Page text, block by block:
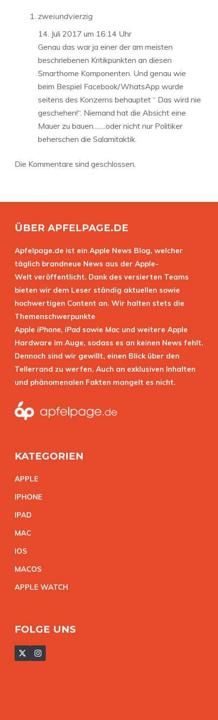
zweiundvierzig
14. Juli 2017 um 16:14 Uhr
Genau das war ja einer der am meisten
beschriebenen Kritikpunkten an diesen
Smarthome Komponenten. Und genau wie
beim Bespiel Facebook/WhatsApp wurde
seitens des Konzerns behauptet “ Das wird nie
geschehen!“. Niemand hat die Absicht eine
Mauer zu bauen…….oder nicht nur Politiker
beherschen die Salamitaktik.
Die Kommentare sind geschlossen.
ÜBER APFELPAGE.DE
Apfelpage.de ist ein Apple News Blog, welcher
täglich brandneue News aus der Apple-
Welt veröffentlicht. Dank des versierten Teams
bieten wir dem Leser ständig aktuellen sowie
hochwertigen Content an. Wir halten stets die
Themenschwerpunkte
Apple iPhone, iPad sowie Mac und weitere Apple
Hardware im Auge, sodass es an keinen News fehlt.
Dennoch sind wir gewillt, einen Blick über den
Tellerrand zu werfen. Auch an exklusiven Inhalten
und phänomenalen Fakten mangelt es nicht.
KATEGORIEN
APPLE
IPHONE
IPAD
MAC
IOS
MACOS
APPLE WATCH
FOLGE UNS